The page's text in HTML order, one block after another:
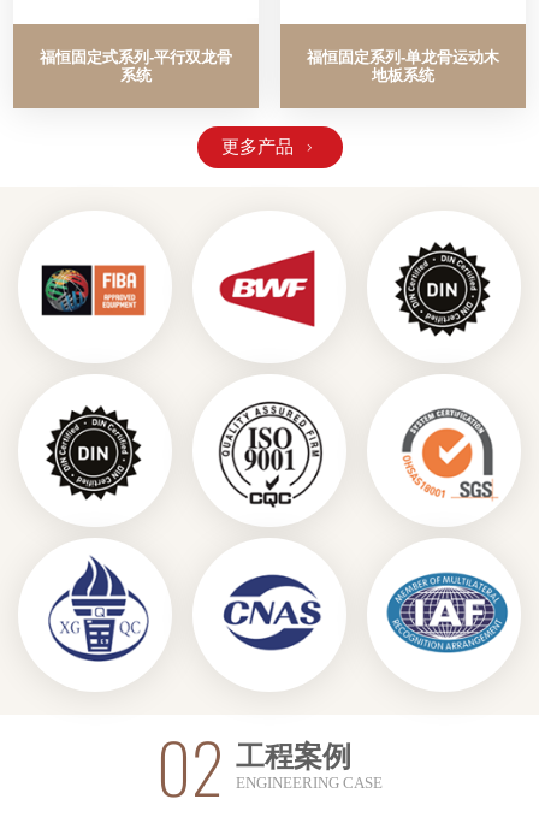
福恒固定式系列-平行双龙骨
系统
福恒固定系列-单龙骨运动木
地板系统
更多产品 
02 工程案例
ENGINEERING CASE